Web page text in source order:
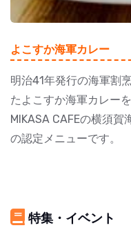
よこすか海軍カレー
明治41年発行の海軍割
たよこすか海軍カレー
MIKASA CAFEの横須
の認定メニューです。
特集・イベント